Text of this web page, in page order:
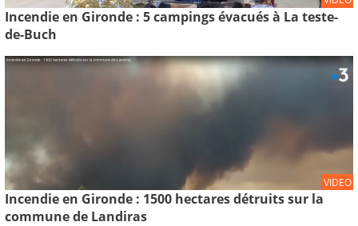
Incendie en Gironde : 5 campings évacués à La teste-
de-Buch
VIDEO
Incendie en Gironde : 1500 hectares détruits sur la
commune de Landiras